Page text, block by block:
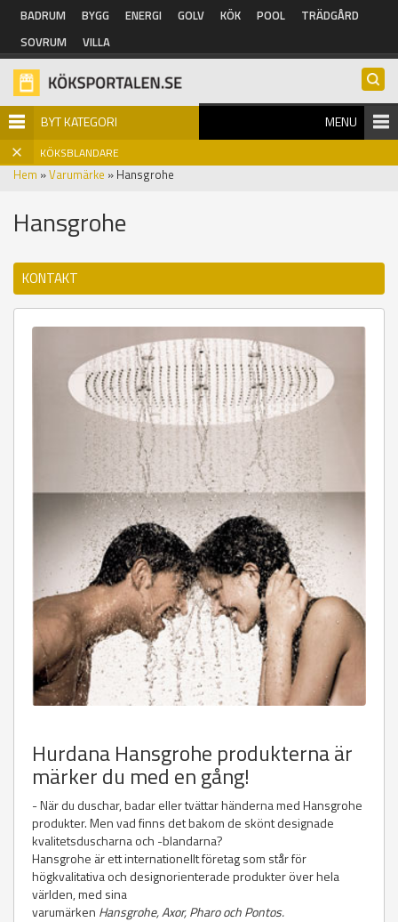
Hoppa till huvudinnehåll
BADRUM BYGG ENERGI GOLV KÖK POOL
TRÄDGÅRD
SOVRUM
VILLA
BYT KATEGORI MENU
KÖKSBLANDARE
Hem »Varumärke » Hansgrohe
Hansgrohe
KONTAKT
Hurdana Hansgrohe produkterna är
märker du med en gång!
- När du duschar, badar eller tvättar händerna med Hansgrohe
produkter. Men vad finns det bakom de skönt designade
kvalitetsduscharna och -blandarna?
Hansgrohe är ett internationellt företag som står för
högkvalitativa och designorienterade produkter över hela
världen, med sina
varumärken Hansgrohe, Axor, Pharo och Pontos.